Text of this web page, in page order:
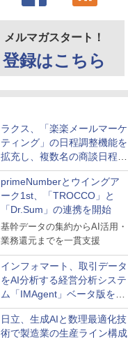
メルマガスタート！
登録はこちら
ラクス、「楽楽メールマーケ
ティング」の日程調整機能を
拡充し、複数名の商談日程調
整を効率化
primeNumberとウイングア
ーク1st、「TROCCO」と
「Dr.Sum」の連携を開始
基幹データの集約からAI活用・
業務還元までを一貫支援
インフォマート、取引データ
をAI分析する経営分析システ
ム「IMAgent」ベータ版を提
供
日立、生成AIと数理最適化技
術で製造業の生産ライン構成